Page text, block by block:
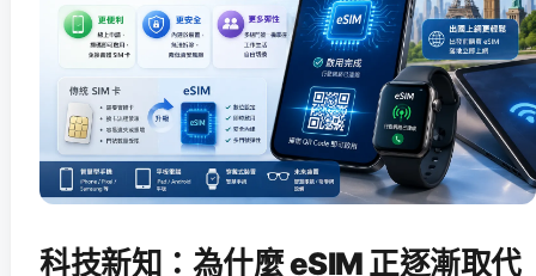
科技新知：為什麼 eSIM 正逐漸取代